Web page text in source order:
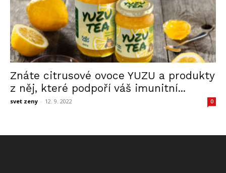
Znáte citrusové ovoce YUZU a produkty
z něj, které podpoří váš imunitní...
svet zeny - 12. 9. 2022 0